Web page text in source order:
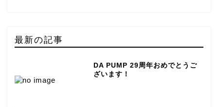
最新の記事
DA PUMP 29周年おめでとうご
ざいます！